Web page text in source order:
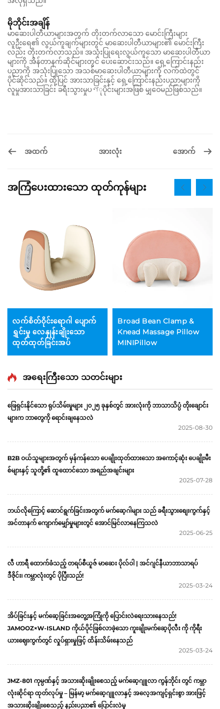
မိုဘိုင်းအချိန်
မာဆေးပါတီယာများအတွက် တိုးတက်လာသော မောင်းကြီးများ
လူဦးရေ၏ လွယ်ကူချက်များတွင် မာဆေးပါတီယာများ၏ မောင်းကြီး
လည်း တိုးတက်လာသည်။ အသုံးပြုရေးလွယ်ကူသော မာဆေးပါတီယာ
များကို အိန်တာနက်ဆိုင်များတွင် ပေးဆောင်းသည်။ ရှေ့ကြောင်းနည်း
ပညာကို အသုံးပြုသော အသစ်မာဆေးပါတီယာများကို လက်ထဲတွင်
ပိုင်ဆိုင်သည်။ ထို့ပြင် အားသာခြင်းနှင့် ရှေ့ကြောင်းနည်းပညာများကို
လူမှုအားသာခြင်း ခရီးသွားမှုပণုပိုင်းများအဖြစ် မျှဝေမည်ဖြစ်သည်။
အထက် အားလုံး အောက်
အကြံပေးထားသော ထုတ်ကုန်များ
လက်စိတ်ဝိုင်းရောဂါ ပျောက်
ရွှင်းမှု လေနှုန်းချိုးသော
ထုတ်ထုတ်ခြင်းအပ်
Broad Bean Clamp &
Knead Massage Pillow
MINIPillow
အရေးကြီးသော သတင်းများ
ဖြေရှင်းနိုင်သော ရုပ်သိမ်းမှုများ ၂၀၂၅ ခုနှစ်တွင် အားလုံးကို ဘာသာသိပ္ပံ တိုးချောင်း
များက ဘာတွေကို ရောင်းချနေသလဲ
2025-08-30
B2B ဝယ်သူများအတွက် မှန်ကန်သော ပေချိုးထုတ်ထားသော အကောင့်ဆုံး ပေချိုးမီး
စ်များနှင့် သူတို့၏ ထူထောင်သော အရည်အချင်းများ
2025-07-28
ဘယ်လိုကြောင့် ဆောင်ရွက်ခြင်းအတွက် မက်ဆေ့ဂါများ သည် ခရီးသွားစျေးကွက်နှင့်
အင်တာနက် ကျောက်မျှော်မှုများတွင် အောင်မြင်လာနေကြသလဲ
2025-06-25
လီ ဟာရီ ထောက်ခံသည့် တရပ်စီယူဇ် မာဆေး ပိုလ်ဝါ | အင်ဂျင်နီယာဘာသာရပ်
ဒီဇိုင်း၊ ကမ္ဘာလုံးတွင် ပိုပြီးသည်!
2025-03-24
အိပ်ခြင်းနှင့် မက်ဆေ့ခြင်းအတွေ့အကြုံကို ပြောင်းလဲရေးသားနေသည်!
JAMOOZ×W-ISLAND ကိုယ်ပိုင်ဖြစ်လာခဲ့သော ကူးချိုးမက်ဆေ့ပိုလီး ကို ကိုရီး
ယားဈေးကွက်တွင် လှုပ်ရှားမှုဖြင့် ထိန်းသိမ်းနေသည်
2025-03-24
JMZ-801 ကုမ္ပဏ်နှင့် အသားဆိုးချိုးစေသည့် မက်ဆေ့ဂျူလာ ကွန်ဘိုင်း တွင် ကမ္ဘာ
လုံးဆိုင်ရာ ထုတ်လုပ်မှု – မြန်မာ့ မက်ဆေ့ဂျူလာနှင့် အလေ့အကျင့်ရှင်းစွာ အားဖြင့်
အသားဆိုးချိုးစေသည့် နည်းပညာ၏ ပြောင်းလဲမှု